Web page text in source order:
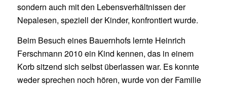
sondern auch mit den Lebensverhältnissen der
Nepalesen, speziell der Kinder, konfrontiert wurde.
Beim Besuch eines Bauernhofs lernte Heinrich
Ferschmann 2010 ein Kind kennen, das in einem
Korb sitzend sich selbst überlassen war. Es konnte
weder sprechen noch hören, wurde von der Familie